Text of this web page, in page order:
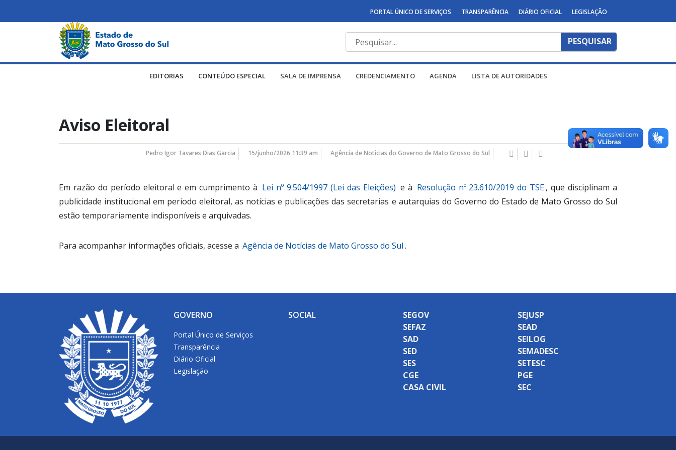
PORTAL ÚNICO DE SERVIÇOS TRANSPARÊNCIA DIÁRIO OFICIAL LEGISLAÇÃO
EDITORIAS CONTEÚDO ESPECIAL SALA DE IMPRENSA CREDENCIAMENTO AGENDA LISTA DE AUTORIDADES
Aviso Eleitoral
Pedro Igor Tavares Dias Garcia 15/junho/2026 11:39 am Agência de Noticias do Governo de Mato Grosso do Sul
Em razão do período eleitoral e em cumprimento à Lei nº 9.504/1997 (Lei das Eleições) e à Resolução nº 23.610/2019 do TSE, que disciplinam a
publicidade institucional em período eleitoral, as notícias e publicações das secretarias e autarquias do Governo do Estado de Mato Grosso do Sul
estão temporariamente indisponíveis e arquivadas.
Para acompanhar informações oficiais, acesse a Agência de Notícias de Mato Grosso do Sul.
GOVERNO
Portal Único de Serviços
Transparência
Diário Oficial
Legislação
SOCIAL
SEGOV
SEFAZ
SAD
SED
SES
CGE
CASA CIVIL
SEJUSP
SEAD
SEILOG
SEMADESC
SETESC
PGE
SEC